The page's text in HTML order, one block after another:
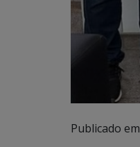
Publicado em